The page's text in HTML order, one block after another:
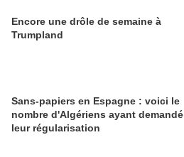
Encore une drôle de semaine à
Trumpland
Sans-papiers en Espagne : voici le
nombre d'Algériens ayant demandé
leur régularisation